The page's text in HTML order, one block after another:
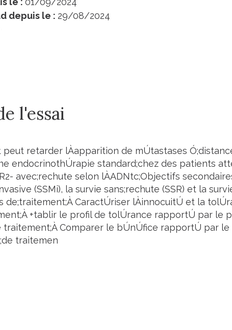
depuis le : 29/08/2024
l'essai
peut retarder lÀapparition de mÚtastases
endocrinothÚrapie standard;chez des patients
avec;rechute selon lÀADNtc;Objectifs
(SSMi), la survie sans;rechute (SSR) et la
de;traitement;À CaractÚriser lÀinnocuitÚ et la
+tablir le profil de tolÚrance rapportÚ par le
traitement;À Comparer le bÚnÚfice rapportÚ par
traitemen